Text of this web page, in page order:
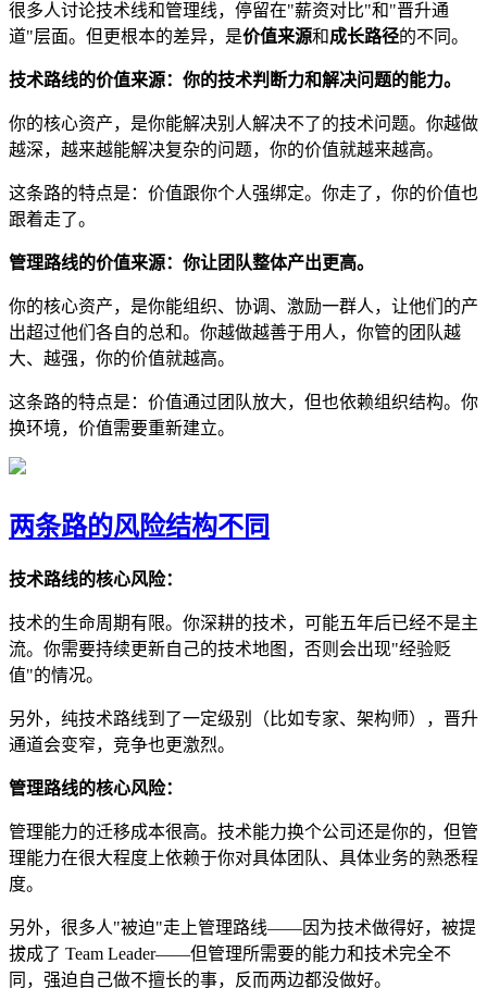
很多人讨论技术线和管理线，停留在"薪资对比"和"晋升通
道"层面。但更根本的差异，是价值来源和成长路径的不同。
技术路线的价值来源：你的技术判断力和解决问题的能力。
你的核心资产，是你能解决别人解决不了的技术问题。你越做
越深，越来越能解决复杂的问题，你的价值就越来越高。
这条路的特点是：价值跟你个人强绑定。你走了，你的价值也
跟着走了。
管理路线的价值来源：你让团队整体产出更高。
你的核心资产，是你能组织、协调、激励一群人，让他们的产
出超过他们各自的总和。你越做越善于用人，你管的团队越
大、越强，你的价值就越高。
这条路的特点是：价值通过团队放大，但也依赖组织结构。你
换环境，价值需要重新建立。
两条路的风险结构不同
技术路线的核心风险：
技术的生命周期有限。你深耕的技术，可能五年后已经不是主
流。你需要持续更新自己的技术地图，否则会出现"经验贬
值"的情况。
另外，纯技术路线到了一定级别（比如专家、架构师），晋升
通道会变窄，竞争也更激烈。
管理路线的核心风险：
管理能力的迁移成本很高。技术能力换个公司还是你的，但管
理能力在很大程度上依赖于你对具体团队、具体业务的熟悉程
度。
另外，很多人"被迫"走上管理路线——因为技术做得好，被提
拔成了 Team Leader——但管理所需要的能力和技术完全不
同，强迫自己做不擅长的事，反而两边都没做好。